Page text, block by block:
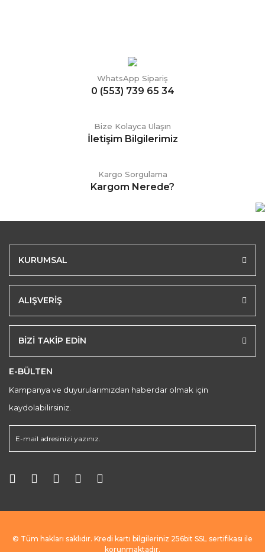
WhatsApp Sipariş
0 (553) 739 65 34
Bize Kolayca Ulaşın
İletişim Bilgilerimiz
Kargo Sorgulama
Kargom Nerede?
KURUMSAL
ALIŞVERİŞ
BİZİ TAKİP EDİN
E-BÜLTEN
Kampanya ve duyurularımızdan haberdar olmak için
kaydolabilirsiniz.
© Tüm hakları saklıdır. Kredi kartı bilgileriniz 256bit SSL sertifikası ile
korunmaktadır.